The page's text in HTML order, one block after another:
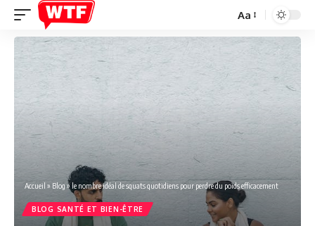
Font
Resizer
Aa
Accueil » Blog » le nombre idéal de squats quotidiens pour perdre du poids efficacement
BLOG SANTÉ ET BIEN-ÊTRE